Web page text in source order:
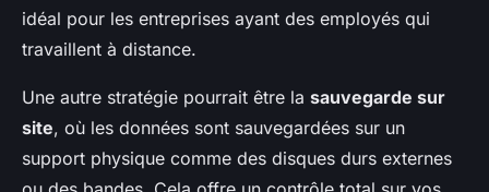
idéal pour les entreprises ayant des employés qui
travaillent à distance.
Une autre stratégie pourrait être la sauvegarde sur
site, où les données sont sauvegardées sur un
support physique comme des disques durs externes